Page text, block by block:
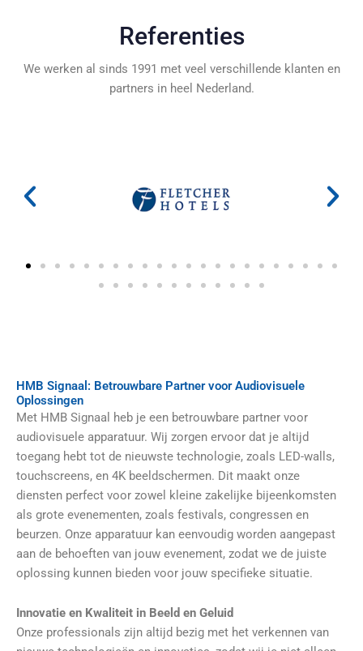
Referenties
We werken al sinds 1991 met veel verschillende klanten en
partners in heel Nederland.
HMB Signaal: Betrouwbare Partner voor Audiovisuele
Oplossingen
Met HMB Signaal heb je een betrouwbare partner voor
audiovisuele apparatuur. Wij zorgen ervoor dat je altijd
toegang hebt tot de nieuwste technologie, zoals LED-walls,
touchscreens, en 4K beeldschermen. Dit maakt onze
diensten perfect voor zowel kleine zakelijke bijeenkomsten
als grote evenementen, zoals festivals, congressen en
beurzen. Onze apparatuur kan eenvoudig worden aangepast
aan de behoeften van jouw evenement, zodat we de juiste
oplossing kunnen bieden voor jouw specifieke situatie.
Innovatie en Kwaliteit in Beeld en Geluid
Onze professionals zijn altijd bezig met het verkennen van